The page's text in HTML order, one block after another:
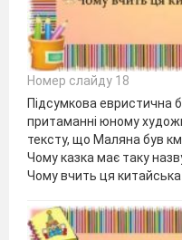
Номер слайду 18
Підсумкова евристична
притаманні юному
тексту, що Маляна був
Чому казка має таку
Чому вчить ця